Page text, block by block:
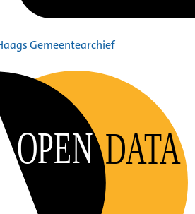
Gemeentearchief
OPEN DATA